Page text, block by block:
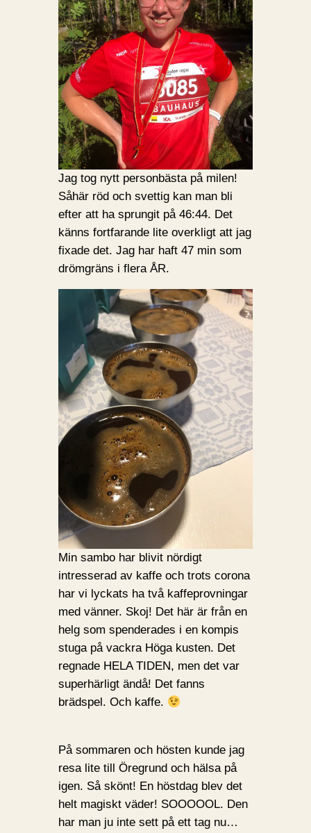
Jag tog nytt personbästa på milen!
Såhär röd och svettig kan man bli
efter att ha sprungit på 46:44. Det
känns fortfarande lite overkligt att jag
fixade det. Jag har haft 47 min som
drömgräns i flera ÅR.
Min sambo har blivit nördigt
intresserad av kaffe och trots corona
har vi lyckats ha två kaffeprovningar
med vänner. Skoj! Det här är från en
helg som spenderades i en kompis
stuga på vackra Höga kusten. Det
regnade HELA TIDEN, men det var
superhärligt ändå! Det fanns
brädspel. Och kaffe.
På sommaren och hösten kunde jag
resa lite till Öregrund och hälsa på
igen. Så skönt! En höstdag blev det
helt magiskt väder! SOOOOOL. Den
har man ju inte sett på ett tag nu…